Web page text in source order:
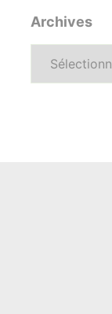
Archives
Archives